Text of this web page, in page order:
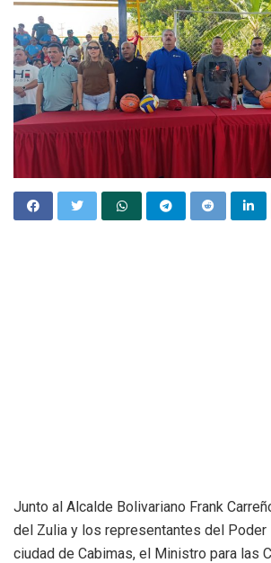
Junto al Alcalde Bolivariano Frank
del Zulia y los representantes del Poder
ciudad de Cabimas, el Ministro para las